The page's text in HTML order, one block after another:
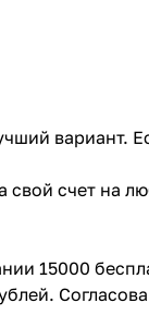
вариант.
счет на
15000